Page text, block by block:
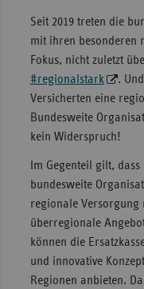
Seit 2019 treten die
mit ihren besonderen
Fokus, nicht zuletzt
#regionalstark
.
Versicherten eine
Bundesweite
kein Widerspruch!
Im Gegenteil gilt,
bundesweite
regionale Versorgung
überregionale
können die
und innovative
Regionen anbieten.